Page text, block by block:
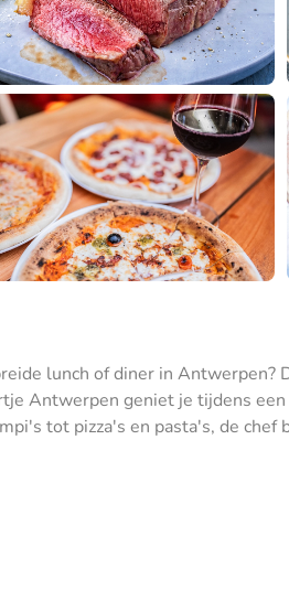
lunch of diner in Antwerpen?
Antwerpen geniet je tijdens
tot pizza's en pasta's, de